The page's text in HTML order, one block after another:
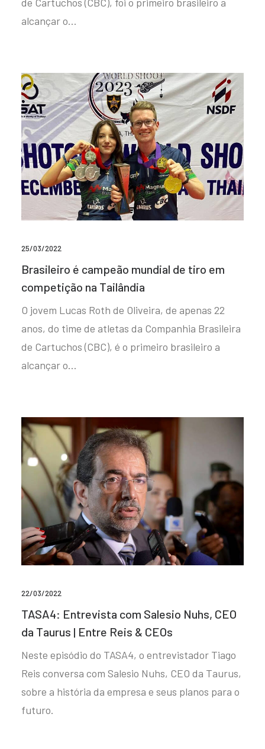
alcançar o…
25/03/2022
Brasileiro é campeão mundial de tiro em
competição na Tailândia
O jovem Lucas Roth de Oliveira, de apenas 22
anos, do time de atletas da Companhia Brasileira
de Cartuchos (CBC), é o primeiro brasileiro a
alcançar o…
22/03/2022
TASA4: Entrevista com Salesio Nuhs, CEO
da Taurus | Entre Reis & CEOs
Neste episódio do TASA4, o entrevistador Tiago
Reis conversa com Salesio Nuhs, CEO da Taurus,
sobre a história da empresa e seus planos para o
futuro.